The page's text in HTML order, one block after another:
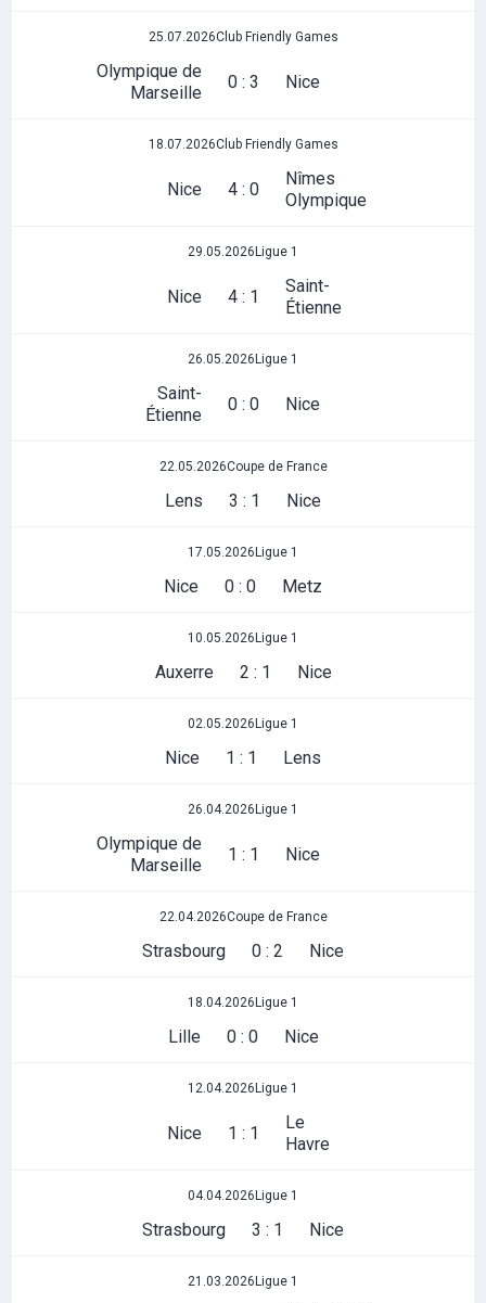
25.07.2026Club Friendly Games
Olympique de
Marseille
0 : 3 Nice
18.07.2026Club Friendly Games
Nice 4 : 0
Nîmes
Olympique
29.05.2026 Ligue 1
Nice 4 : 1
Saint-
Étienne
26.05.2026 Ligue 1
Saint-
Étienne
0 : 0 Nice
22.05.2026Coupe de France
Lens 3 : 1 Nice
17.05.2026 Ligue 1
Nice 0 : 0 Metz
10.05.2026 Ligue 1
Auxerre 2 : 1 Nice
02.05.2026 Ligue 1
Nice 1 : 1 Lens
26.04.2026 Ligue 1
Olympique de
Marseille
1 : 1 Nice
22.04.2026Coupe de France
Strasbourg 0 : 2 Nice
18.04.2026 Ligue 1
Lille 0 : 0 Nice
12.04.2026 Ligue 1
Nice 1 : 1
Le
Havre
04.04.2026 Ligue 1
Strasbourg 3 : 1 Nice
21.03.2026 Ligue 1